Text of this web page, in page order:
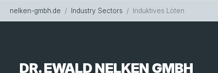
You are here:
nelken-gmbh.de Industry Sectors Induktives Löten
DR. EWALD NELKEN GMBH